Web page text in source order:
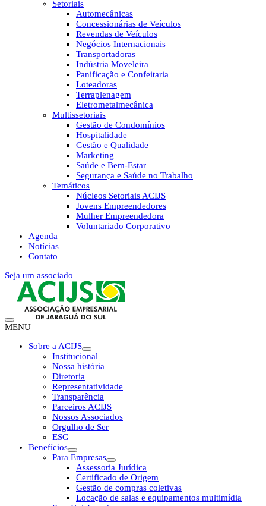
Setoriais
Automecânicas
Concessionárias de Veículos
Revendas de Veículos
Negócios Internacionais
Transportadoras
Indústria Moveleira
Panificação e Confeitaria
Loteadoras
Terraplenagem
Eletrometalmecânica
Multissetoriais
Gestão de Condomínios
Hospitalidade
Gestão e Qualidade
Marketing
Saúde e Bem-Estar
Segurança e Saúde no Trabalho
Temáticos
Núcleos Setoriais ACIJS
Jovens Empreendedores
Mulher Empreendedora
Voluntariado Corporativo
Agenda
Notícias
Contato
Seja um associado
MENU
Sobre a ACIJS
Institucional
Nossa história
Diretoria
Representatividade
Transparência
Parceiros ACIJS
Nossos Associados
Orgulho de Ser
ESG
Benefícios
Para Empresas
Assessoria Jurídica
Certificado de Origem
Gestão de compras coletivas
Locação de salas e equipamentos multimídia